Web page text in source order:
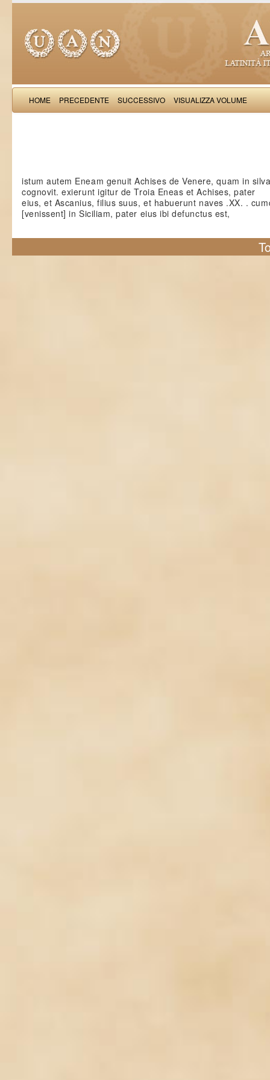
HOME PRECEDENTE SUCCESSIVO VISUALIZZA VOLUME
istum autem Eneam genuit Achises de Venere, quam in
cognovit. exierunt igitur de Troia Eneas et Achises, pater
eius, et Ascanius, filius suus, et habuerunt naves .XX. .
[venissent] in Siciliam, pater eius ibi defunctus est,